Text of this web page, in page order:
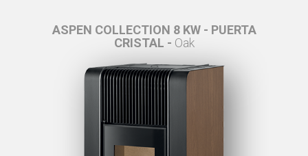
ASPEN COLLECTION 8 KW - PUERTA
CRISTAL - Oak